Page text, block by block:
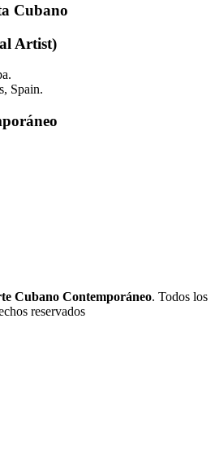
Cubano
Artist)
Spain.
Cubano Contemporáneo. Todos los
reservados